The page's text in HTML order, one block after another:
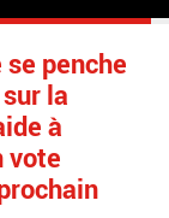
penche
la
à
vote